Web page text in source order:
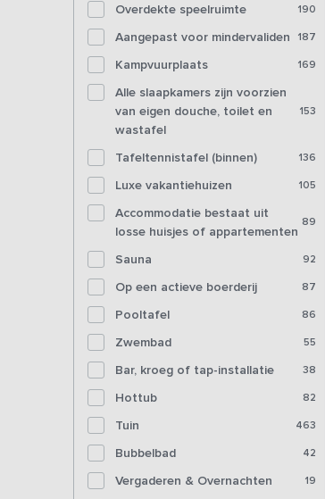
Overdekte speelruimte 190
Aangepast voor mindervaliden 187
Kampvuurplaats 169
Alle slaapkamers zijn voorzien
van eigen douche, toilet en
wastafel
153
Tafeltennistafel (binnen) 136
Luxe vakantiehuizen 105
Accommodatie bestaat uit
losse huisjes of appartementen
89
Sauna 92
Op een actieve boerderij 87
Pooltafel 86
Zwembad 55
Bar, kroeg of tap-installatie 38
Hottub 82
Tuin 463
Bubbelbad 42
Vergaderen & Overnachten 19